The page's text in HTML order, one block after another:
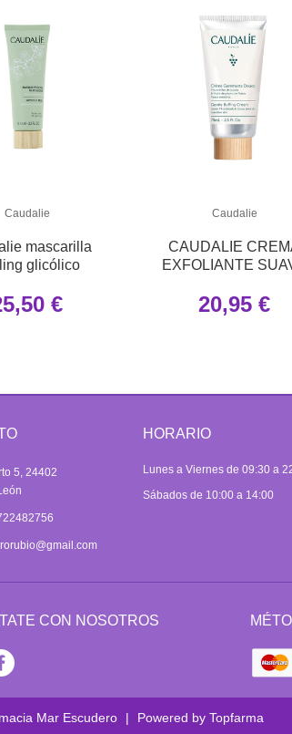
Caudalie
mascarilla
glicólico
€
Caudalie
CAUDALIE
EXFOLIANTE
20,95 €
5, 24402
HORARIO
Lunes a Viernes de 09:30 a
Sábados de 10:00 a 14:00
CON NOSOTROS
Facebook
Mar Escudero | Powered by Topfarma